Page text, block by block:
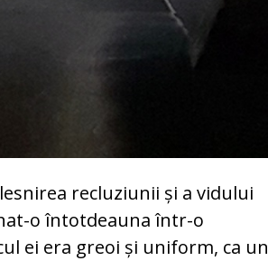
recluziunii și a vidului
o întotdeauna într-o
ei era greoi și uniform, ca un